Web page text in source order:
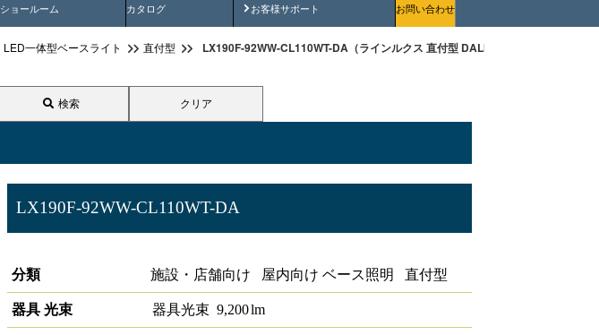
ショールーム カタログ お客様サポート
安全にご使用いただくためにお問い合わせ
LED一体型ベースライト 直付型 LX190F-92WW-CL110WT-DA（ラインルクス 直付型 DALI 110形 幅230 ）
検索 クリア
LX190F-92WW-CL110WT-DA
分類
施設・店舗向け 屋内向け ベース照明 直付型
器具 光束 器具光束 9,200lm